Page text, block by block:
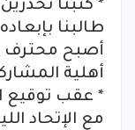
* كتبنا
طالبنا
أصبح محترف
أهلية
* عقب توقيع
مع الإتحاد